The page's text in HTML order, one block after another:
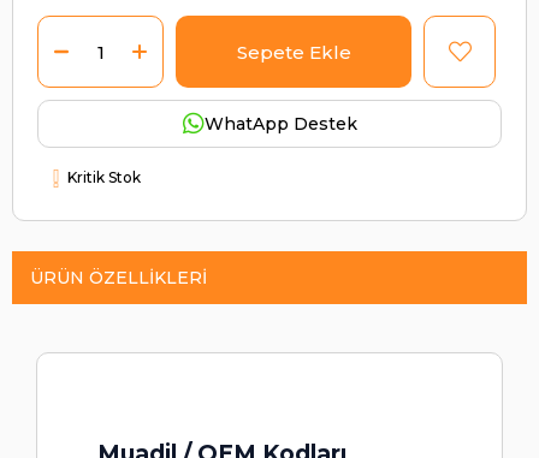
WhatApp Destek
Kritik Stok
ÜRÜN ÖZELLIKLERI